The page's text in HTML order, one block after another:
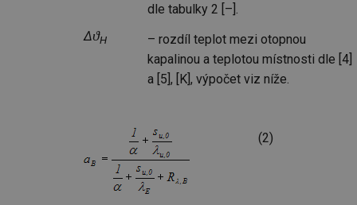
dle tabulky 2 [–].
ΔϑH
– rozdíl teplot mezi otopnou
kapalinou a teplotou místnosti dle [4]
a [5], [K], výpočet viz níže.
(2)